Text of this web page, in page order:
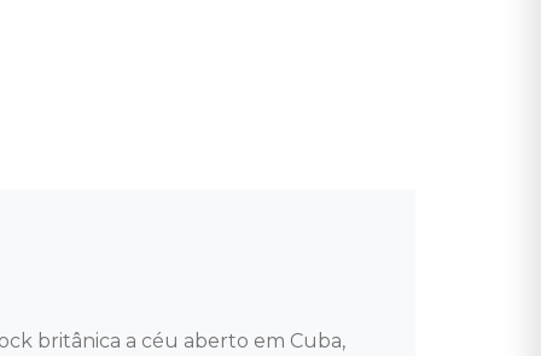
britânica a céu aberto em Cuba,